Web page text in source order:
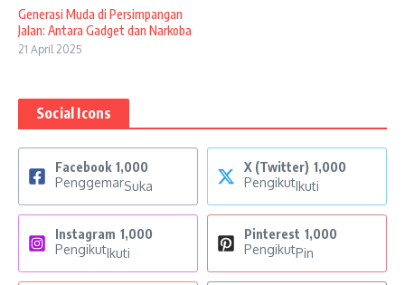
Generasi Muda di Persimpangan
Jalan: Antara Gadget dan Narkoba
21 April 2025
Social Icons
Facebook 1,000
PenggemarSuka
X (Twitter) 1,000
PengikutIkuti
Instagram 1,000
PengikutIkuti
Pinterest 1,000
PengikutPin